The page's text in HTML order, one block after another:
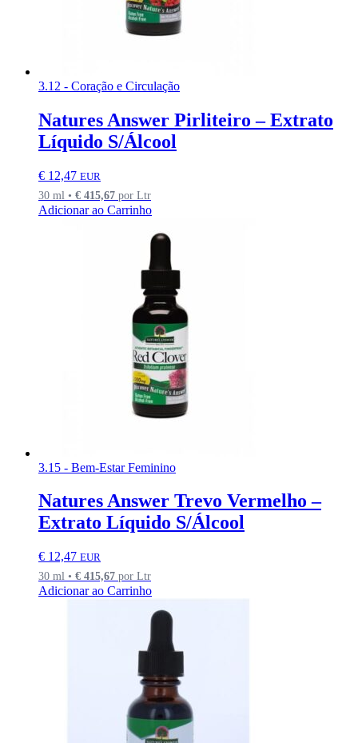
3.12 - Coração e Circulação
Natures Answer Pirliteiro – Extrato
Líquido S/Álcool
€ 12,47 EUR
30 ml • € 415,67 por Ltr
Adicionar ao Carrinho
3.15 - Bem-Estar Feminino
Natures Answer Trevo Vermelho –
Extrato Líquido S/Álcool
€ 12,47 EUR
30 ml • € 415,67 por Ltr
Adicionar ao Carrinho